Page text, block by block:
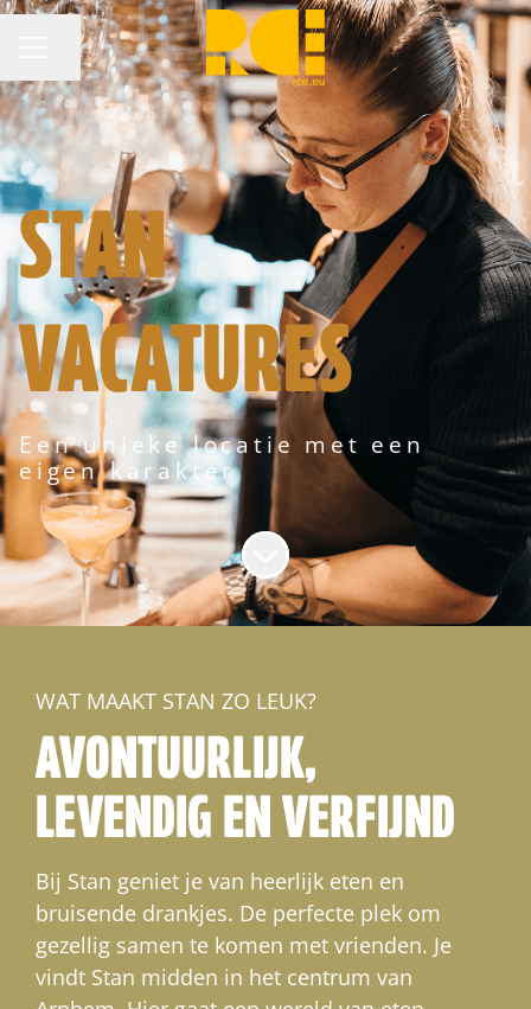
CARRIÈREMENU
Pagina delen
STAN
VACATURES
Een unieke locatie met een
eigen karakter
Naar content scrollen
WAT MAAKT STAN ZO LEUK?
AVONTUURLIJK,
LEVENDIG EN VERFIJND
Bij Stan geniet je van heerlijk eten en
bruisende drankjes. De perfecte plek om
gezellig samen te komen met vrienden. Je
vindt Stan midden in het centrum van